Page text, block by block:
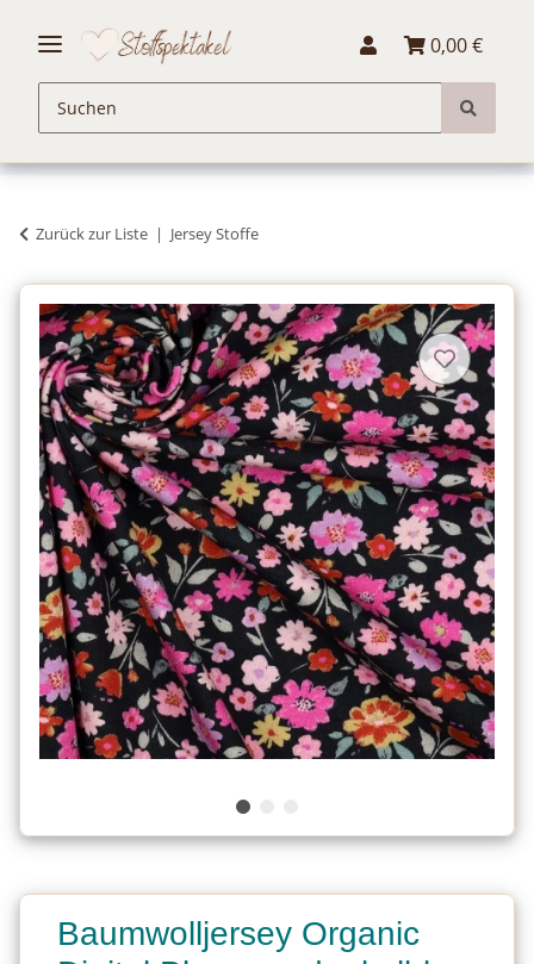
0,00 €
Zurück zur Liste Jersey Stoffe
Baumwolljersey Organic